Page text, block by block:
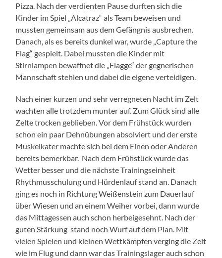
Pizza. Nach der verdienten Pause durften sich die
Kinder im Spiel „Alcatraz“ als Team beweisen und
mussten gemeinsam aus dem Gefängnis ausbrechen.
Danach, als es bereits dunkel war, wurde „Capture the
Flag“ gespielt. Dabei mussten die Kinder mit
Stirnlampen bewaffnet die „Flagge“ der gegnerischen
Mannschaft stehlen und dabei die eigene verteidigen.
Nach einer kurzen und sehr verregneten Nacht im Zelt
wachten alle trotzdem munter auf. Zum Glück sind alle
Zelte trocken geblieben. Vor dem Frühstück wurden
schon ein paar Dehnübungen absolviert und der erste
Muskelkater machte sich bei dem Einen oder Anderen
bereits bemerkbar. Nach dem Frühstück wurde das
Wetter besser und die nächste Trainingseinheit
Rhythmusschulung und Hürdenlauf stand an. Danach
ging es noch in Richtung Weißenstein zum Dauerlauf
über Wiesen und an einem Weiher vorbei, dann wurde
das Mittagessen auch schon herbeigesehnt. Nach der
guten Stärkung stand noch Wurf auf dem Plan. Mit
vielen Spielen und kleinen Wettkämpfen verging die Zeit
wie im Flug und dann war das Trainingslager auch schon